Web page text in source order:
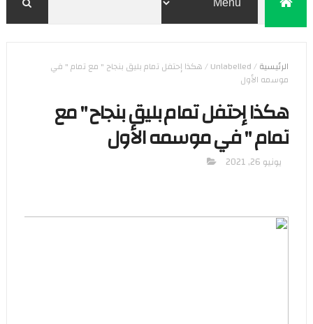
الرئيسية/
Unlabelled
/هكذا إحتفل تمام بليق بنجاح " مع تمام " في
موسمه الأول
هكذا إحتفل تمام بليق بنجاح " مع
تمام " في موسمه الأول
يونيو 26, 2021